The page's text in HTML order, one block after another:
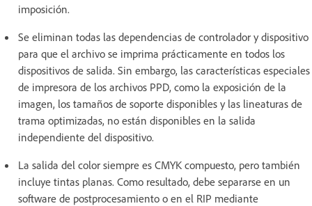
imposición.
Se eliminan todas las dependencias de controlador y dispositivo
para que el archivo se imprima prácticamente en todos los
dispositivos de salida. Sin embargo, las características especiales
de impresora de los archivos PPD, como la exposición de la
imagen, los tamaños de soporte disponibles y las lineaturas de
trama optimizadas, no están disponibles en la salida
independiente del dispositivo.
La salida del color siempre es CMYK compuesto, pero también
incluye tintas planas. Como resultado, debe separarse en un
software de postprocesamiento o en el RIP mediante